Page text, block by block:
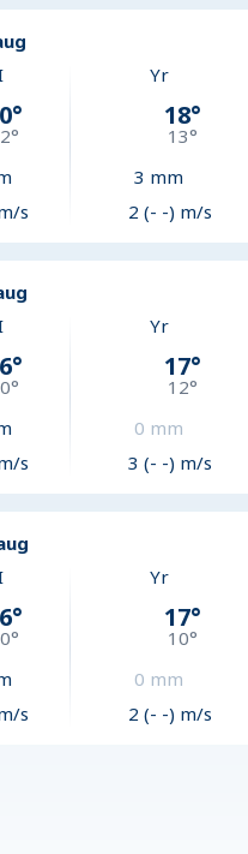
°
°
s
Yr
18°
13°
3 mm
2 (- -) m/s
°
°
s
Yr
17°
12°
0 mm
3 (- -) m/s
°
°
s
Yr
17°
10°
0 mm
2 (- -) m/s